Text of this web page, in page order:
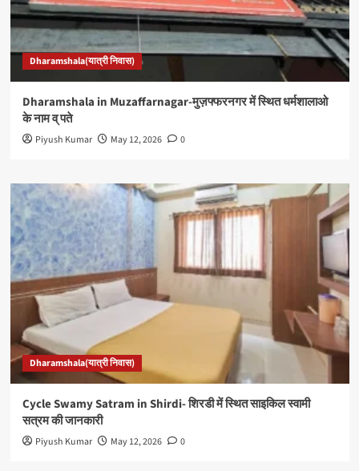
Dharamshala(यात्री निवास)
Dharamshala in Muzaffarnagar-मुज़फ्फरनगर में स्थित धर्मशालाओ
के नाम व् पते
Piyush Kumar May 12, 2026 0
Dharamshala(यात्री निवास)
Cycle Swamy Satram in Shirdi- शिरडी में स्थित साइकिल स्वामी
सत्रम की जानकारी
Piyush Kumar May 12, 2026 0